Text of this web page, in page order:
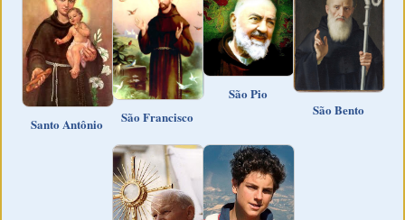
Santo Antônio São Francisco
São Pio
São Bento